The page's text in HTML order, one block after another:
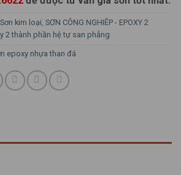
Sơn kim loại SƠN CÔNG NGHIÊP - EPOXY 2
2 thành phần hệ tự san phẳng
epoxy nhựa than đá